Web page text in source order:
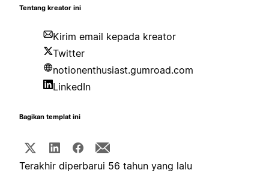
Tentang kreator ini
Kirim email kepada kreator
Twitter
notionenthusiast.gumroad.com
LinkedIn
Bagikan templat ini
Terakhir diperbarui 56 tahun yang lalu